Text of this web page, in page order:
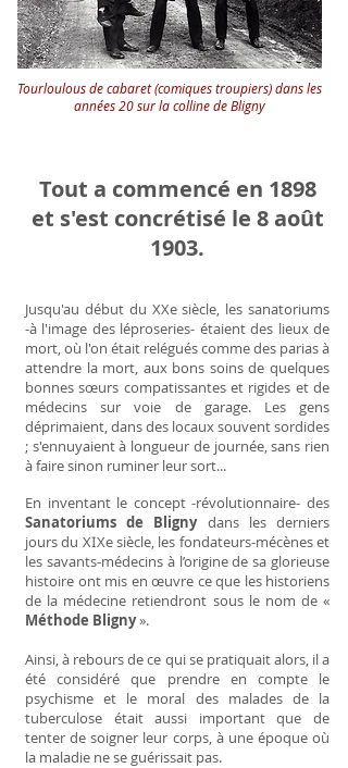
Tourloulous de cabaret (comiques troupiers) dans les
années 20 sur la colline de Bligny
Tout a commencé en 1898
et s'est concrétisé le 8 août
1903.
Jusqu'au début du XXe siècle, les sanatoriums
-à l'image des léproseries- étaient des lieux de
mort, où l'on était relégués comme des parias à
attendre la mort, aux bons soins de quelques
bonnes sœurs compatissantes et rigides et de
médecins sur voie de garage. Les gens
déprimaient, dans des locaux souvent sordides
; s'ennuyaient à longueur de journée, sans rien
à faire sinon ruminer leur sort...
En inventant le concept -révolutionnaire- des
Sanatoriums de Blignydans les derniers
jours du XIXe siècle, les fondateurs-mécènes et
les savants-médecins à l’origine de sa glorieuse
histoire ont mis en œuvre ce que les historiens
de la médecine retiendront sous le nom de «
Méthode Bligny».
Ainsi, à rebours de ce qui se pratiquait alors, il a
été considéré que prendre en compte le
psychisme et le moral des malades de la
tuberculose était aussi important que de
tenter de soigner leur corps, à une époque où
la maladie ne se guérissait pas.